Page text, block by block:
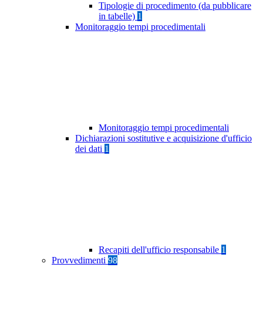
Tipologie di procedimento (da pubblicare
in tabelle) 1
Monitoraggio tempi procedimentali
Monitoraggio tempi procedimentali
Dichiarazioni sostitutive e acquisizione d'ufficio
dei dati 1
Recapiti dell'ufficio responsabile 1
Provvedimenti 98